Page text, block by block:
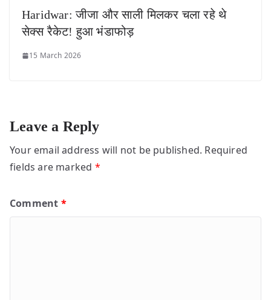
Haridwar: जीजा और साली मिलकर चला रहे थे
सेक्स रैकेट! हुआ भंडाफोड़
15 March 2026
Leave a Reply
Your email address will not be published. Required
fields are marked *
Comment *